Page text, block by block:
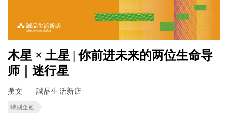
木星 × 土星 | 你前进未来的两位生命导
师｜迷行星
撰文 誠品生活新店
特别企画